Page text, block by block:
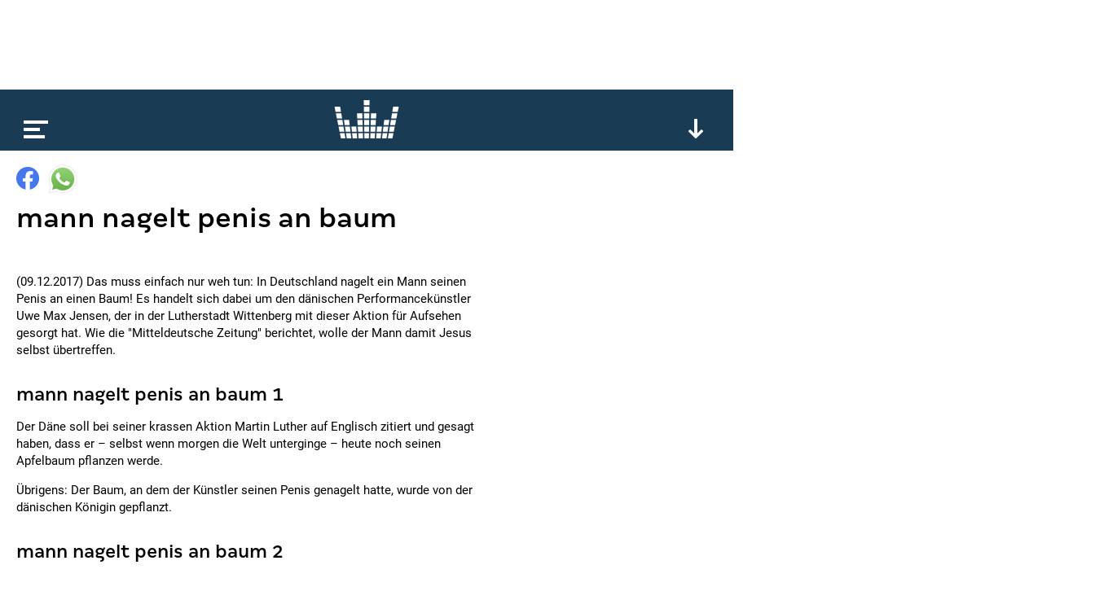
mann nagelt penis an baum
(09.12.2017) Das muss einfach nur weh tun: In Deutschland nagelt ein Mann seinen
Penis an einen Baum! Es handelt sich dabei um den dänischen Performancekünstler
Uwe Max Jensen, der in der Lutherstadt Wittenberg mit dieser Aktion für Aufsehen
gesorgt hat. Wie die "Mitteldeutsche Zeitung" berichtet, wolle der Mann damit Jesus
selbst übertreffen.
mann nagelt penis an baum 1
Der Däne soll bei seiner krassen Aktion Martin Luther auf Englisch zitiert und gesagt
haben, dass er – selbst wenn morgen die Welt unterginge – heute noch seinen
Apfelbaum pflanzen werde.
Übrigens: Der Baum, an dem der Künstler seinen Penis genagelt hatte, wurde von der
dänischen Königin gepflanzt.
mann nagelt penis an baum 2